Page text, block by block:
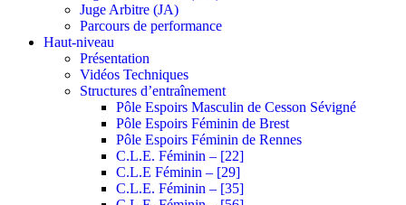
Juge Arbitre (JA)
Parcours de performance
Haut-niveau
Présentation
Vidéos Techniques
Structures d’entraînement
Pôle Espoirs Masculin de Cesson Sévigné
Pôle Espoirs Féminin de Brest
Pôle Espoirs Féminin de Rennes
C.L.E. Féminin – [22]
C.L.E Féminin – [29]
C.L.E. Féminin – [35]